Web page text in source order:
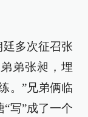
廷多次征召张
弟张昶，埋
。”兄弟俩临
写”成了一个